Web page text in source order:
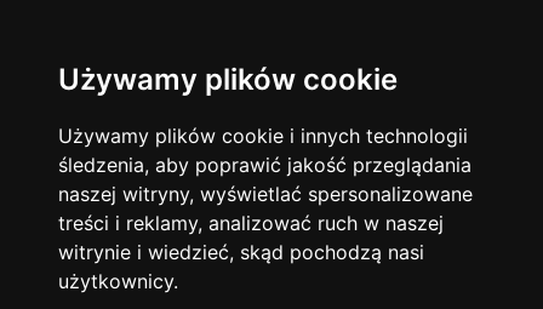
Używamy plików cookie
Używamy plików cookie i innych technologii
śledzenia, aby poprawić jakość przeglądania
naszej witryny, wyświetlać spersonalizowane
treści i reklamy, analizować ruch w naszej
witrynie i wiedzieć, skąd pochodzą nasi
użytkownicy.
Język angielski 13744
Matematyka 12927
Chemia 4886
Język niemiecki 4307
Język polski 3426
Fizyka
Warszawa
Korepetycje
Online
14835
Kraków 7753
Wrocław